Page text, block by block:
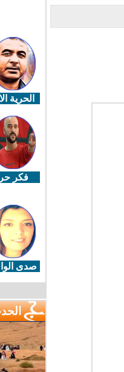
الحرية
فكر حر
صدى